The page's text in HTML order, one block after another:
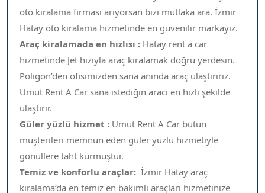
oto kiralama firması arıyorsan bizi mutlaka ara. İzmir
Hatay oto kiralama hizmetinde en güvenilir markayız.
Araç kiralamada en hızlısı : Hatay rent a car
hizmetinde Jet hızıyla araç kiralamak doğru yerdesin.
Poligon’den ofisimizden sana anında araç ulaştırırız.
Umut Rent A Car sana istediğin aracı en hızlı şekilde
ulaştırır.
Güler yüzlü hizmet : Umut Rent A Car bütün
müşterileri memnun eden güler yüzlü hizmetiyle
gönüllere taht kurmuştur.
Temiz ve konforlu araçlar: İzmir Hatay araç
kiralama’da en temiz en bakımlı araçları hizmetinize